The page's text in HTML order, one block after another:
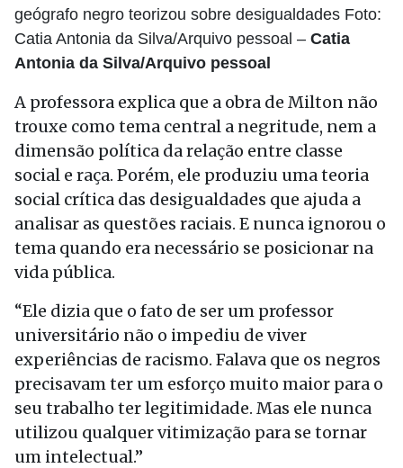
geógrafo negro teorizou sobre desigualdades Foto:
Catia Antonia da Silva/Arquivo pessoal – Catia
Antonia da Silva/Arquivo pessoal
A professora explica que a obra de Milton não
trouxe como tema central a negritude, nem a
dimensão política da relação entre classe
social e raça. Porém, ele produziu uma teoria
social crítica das desigualdades que ajuda a
analisar as questões raciais. E nunca ignorou o
tema quando era necessário se posicionar na
vida pública.
“Ele dizia que o fato de ser um professor
universitário não o impediu de viver
experiências de racismo. Falava que os negros
precisavam ter um esforço muito maior para o
seu trabalho ter legitimidade. Mas ele nunca
utilizou qualquer vitimização para se tornar
um intelectual.”